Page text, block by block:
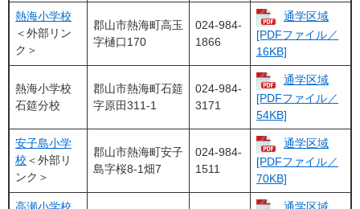
熱海小学校
＜外部リン
ク＞
郡山市熱海町高玉
字樋口170
024-984-
1866
通学区域
[PDFファイル／
16KB]
熱海小学校
石筵分校
郡山市熱海町石筵
字原田311-1
024-984-
3171
通学区域
[PDFファイル／
54KB]
安子島小学
校 ＜外部リ
ンク＞
郡山市熱海町安子
島字桜8-1畑7
024-984-
1511
通学区域
[PDFファイル／
70KB]